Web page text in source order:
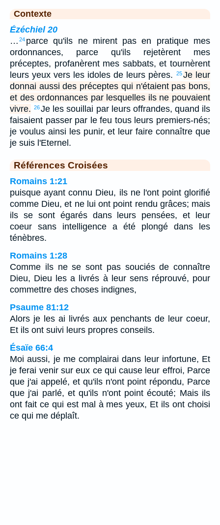
Contexte
Ézéchiel 20
… 24 parce qu'ils ne mirent pas en pratique mes
ordonnances, parce qu'ils rejetèrent mes
préceptes, profanèrent mes sabbats, et tournèrent
leurs yeux vers les idoles de leurs pères.
25Je leur
donnai aussi des préceptes qui n'étaient pas bons,
et des ordonnances par lesquelles ils ne pouvaient
vivre. 26Je les souillai par leurs offrandes, quand ils
faisaient passer par le feu tous leurs premiers-nés;
je voulus ainsi les punir, et leur faire connaître que
je suis l'Eternel.
Références Croisées
Romains 1:21
puisque ayant connu Dieu, ils ne l'ont point glorifié
comme Dieu, et ne lui ont point rendu grâces; mais
ils se sont égarés dans leurs pensées, et leur
coeur sans intelligence a été plongé dans les
ténèbres.
Romains 1:28
Comme ils ne se sont pas souciés de connaître
Dieu, Dieu les a livrés à leur sens réprouvé, pour
commettre des choses indignes,
Psaume 81:12
Alors je les ai livrés aux penchants de leur coeur,
Et ils ont suivi leurs propres conseils.
Ésaïe 66:4
Moi aussi, je me complairai dans leur infortune, Et
je ferai venir sur eux ce qui cause leur effroi, Parce
que j'ai appelé, et qu'ils n'ont point répondu, Parce
que j'ai parlé, et qu'ils n'ont point écouté; Mais ils
ont fait ce qui est mal à mes yeux, Et ils ont choisi
ce qui me déplaît.